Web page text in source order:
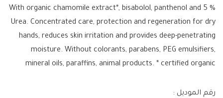
With organic chamomile extract*, bisabolol, panthenol and 5 %
Urea. Concentrated care, protection and regeneration for dry
hands, reduces skin irritation and provides deep-penetrating
moisture. Without colorants, parabens, PEG emulsifiers,
mineral oils, paraffins, animal products. * certified organic
رقم الموديل :